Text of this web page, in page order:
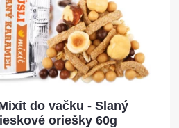
do vačku - Slaný
oriešky 60g